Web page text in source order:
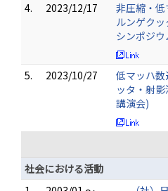
4. 2023/12/17
非圧縮・
ルンゲク
シンポジウ
5. 2023/10/27
低マッハ
ッタ・射
講演会)
社会における活動